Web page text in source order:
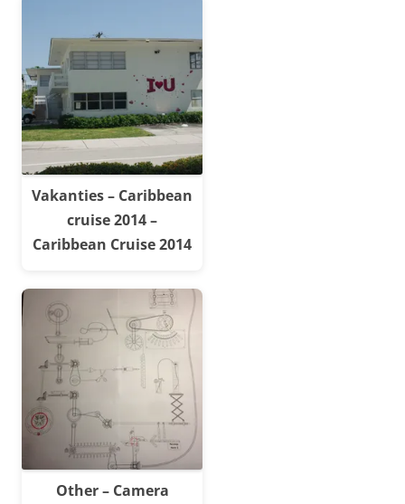
Vakanties – Caribbean
cruise 2014 –
Caribbean Cruise 2014
Other – Camera